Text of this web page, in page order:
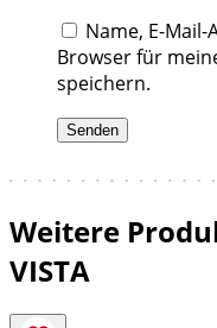
Name, E-
Browser für
speichern.
Weitere
VISTA